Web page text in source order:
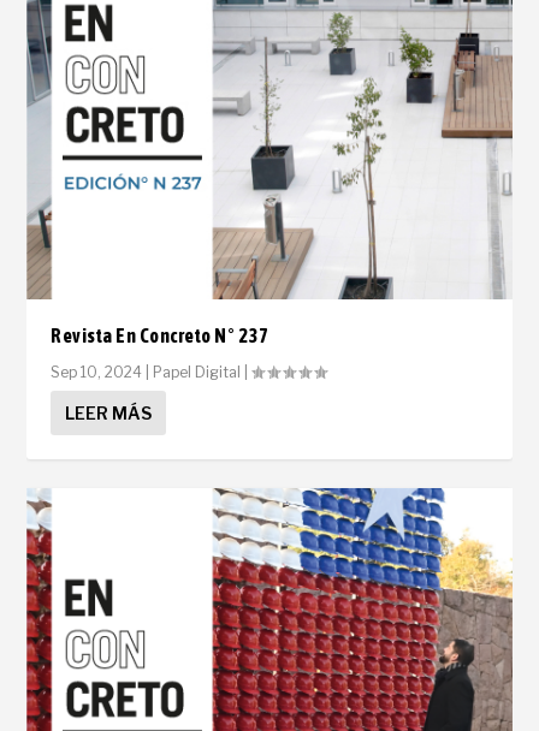
Revista En Concreto N° 237
Sep 10, 2024 Papel Digital |
LEER MÁS